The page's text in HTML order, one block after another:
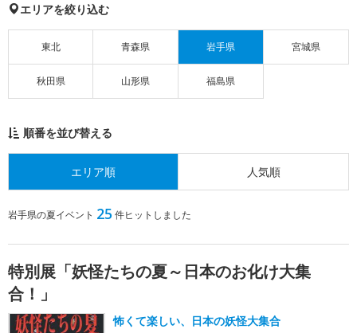
エリアを絞り込む
東北 青森県 岩手県 宮城県
秋田県 山形県 福島県
順番を並び替える
エリア順 人気順
岩手県の夏イベント 25 件ヒットしました
特別展「妖怪たちの夏～日本のお化け大集
合！」
怖くて楽しい、日本の妖怪大集合